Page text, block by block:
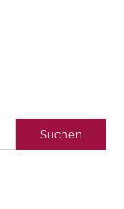
Suchen